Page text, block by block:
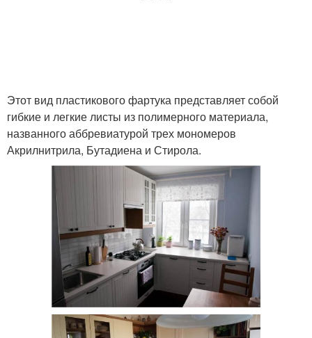
Этот вид пластикового фартука представляет собой
гибкие и легкие листы из полимерного материала,
названного аббревиатурой трех мономеров
Акрилнитрила, Бутадиена и Стирола.